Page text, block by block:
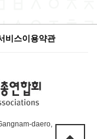
비스이용약관
daero,